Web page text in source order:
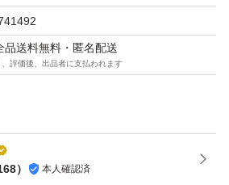
品送料無料・匿名配送
評価後、出品者に支払われます
） 本人確認済